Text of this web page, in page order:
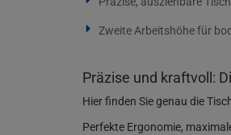
Zweite Arbeitshöhe für
Präzise und kraftvoll:
Hier finden Sie genau die
Perfekte Ergonomie,